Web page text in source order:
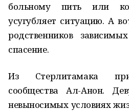
больному пить или
усугубляет ситуацию. А
родственников
спасение.
Из Стерлитамака
сообщества Ал-Анон.
невыносимых условиях